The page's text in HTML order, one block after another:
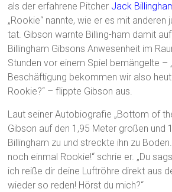
als der erfahrene Pitcher Jack
„Rookie“ nannte, wie er es mit anderen
tat. Gibson warnte Billing-ham damit
Billingham Gibsons Anwesenheit im
Stunden vor einem Spiel bemängelte –
Beschäftigung bekommen wir also
Rookie?“ – flippte Gibson aus.
Laut seiner Autobiografie „Bottom of
Gibson auf den 1,95 Meter großen und
Billingham zu und streckte ihn zu
noch einmal Rookie!“ schrie er. „Du
ich reiße dir deine Luftröhre direkt aus
wieder so reden! Hörst du mich?“